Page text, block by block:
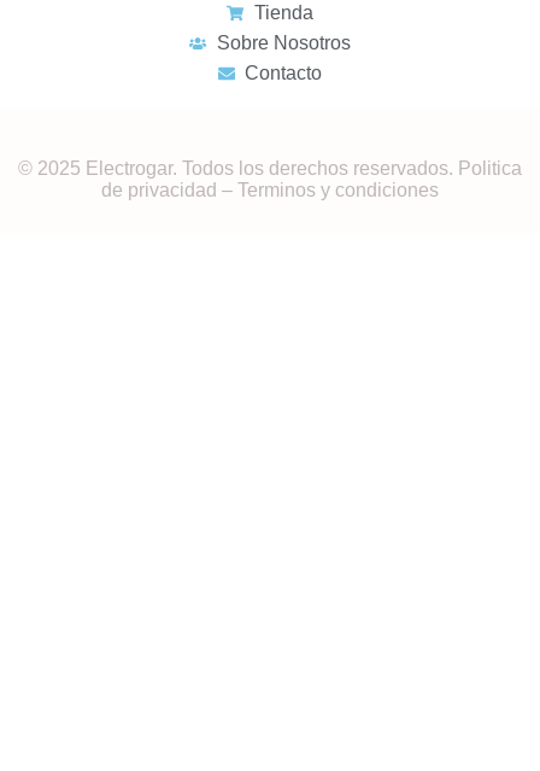
Tienda
Sobre Nosotros
Contacto
© 2025 Electrogar. Todos los derechos reservados. Politica
de privacidad – Terminos y condiciones